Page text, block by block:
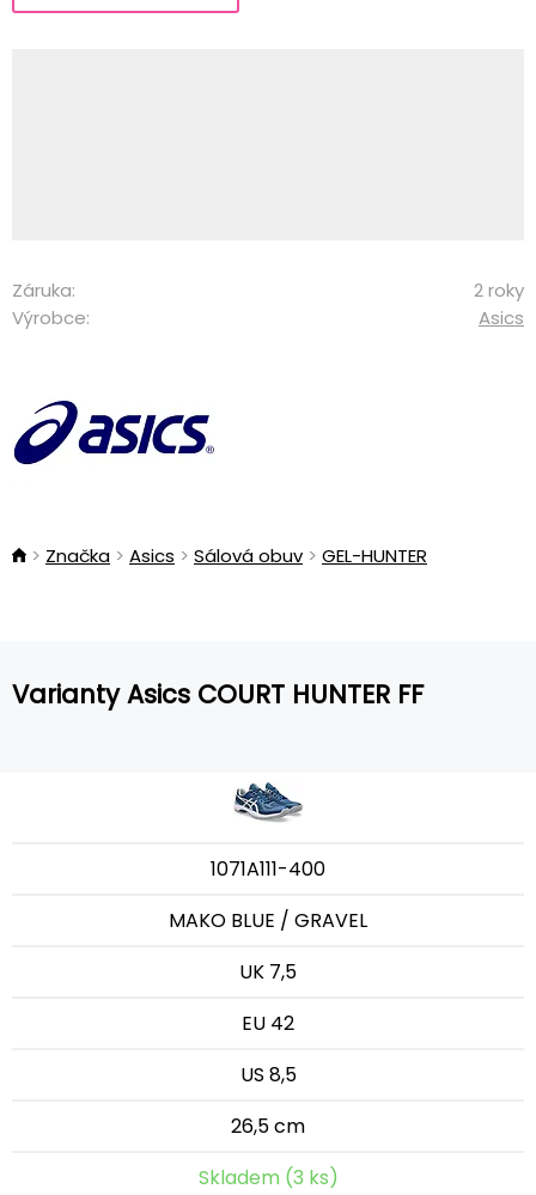
Záruka:
2 roky
Výrobce:
Asics
Značka Asics Sálová obuv GEL-HUNTER
Varianty Asics COURT HUNTER FF
1071A111-400
MAKO BLUE / GRAVEL
UK 7,5
EU 42
US 8,5
26,5 cm
Skladem (3 ks)